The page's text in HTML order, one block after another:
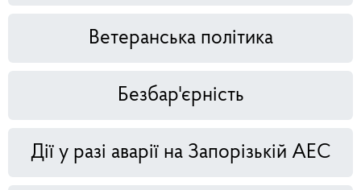
Ветеранська політика
Безбар'єрність
Дії у разі аварії на Запорізькій АЕС